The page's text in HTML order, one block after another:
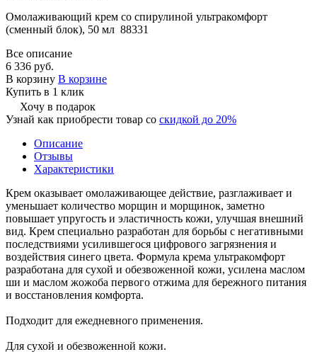
Омолаживающий крем со спирулиной ультракомфорт
(сменный блок), 50 мл 88331
Все описание
6 336 руб.
В корзину В корзине
Купить в 1 клик
Хочу в подарок
Узнай как приобрести товар со скидкой до 20%
Описание
Отзывы
Характеристики
Крем оказывает омолаживающее действие, разглаживает и
уменьшает количество морщин и морщинок, заметно
повышает упругость и эластичность кожи, улучшая внешний
вид. Крем специально разработан для борьбы с негативными
последствиями усилившегося цифрового загрязнения и
воздействия синего цвета. Формула крема ультракомфорт
разработана для сухой и обезвоженной кожи, усилена маслом
ши и маслом жожоба первого отжима для бережного питания
и восстановления комфорта.
Подходит для ежедневного применения.
Для сухой и обезвоженной кожи.